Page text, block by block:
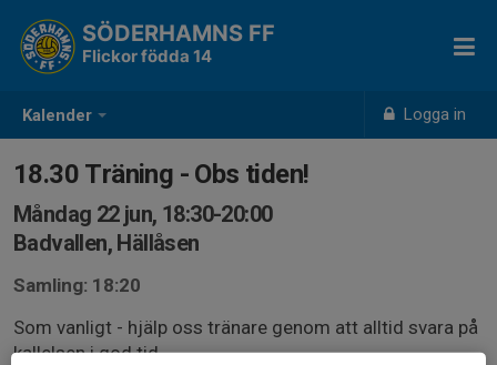
Kalender Logga in
SÖDERHAMNS FF
Flickor födda 14
18.30 Träning - Obs tiden!
Måndag 22 jun, 18:30-20:00
Badvallen, Hällåsen
Samling: 18:20
Som vanligt - hjälp oss tränare genom att alltid svara på
kallelsen i god tid.